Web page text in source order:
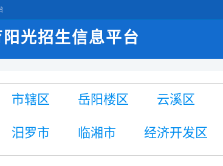
光招生信息平台
市辖区 岳阳楼区 云溪区
汨罗市 临湘市 经济开发区